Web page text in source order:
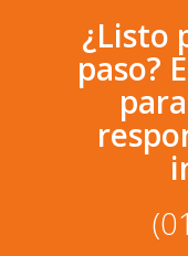
¿Listo
paso?